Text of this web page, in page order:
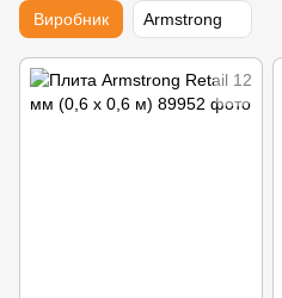
Виробник Armstrong